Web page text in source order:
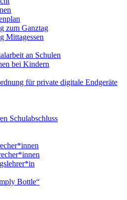
zum Ganztag
Mittagessen
an Schulen
bei Kindern
für private digitale Endgeräte
Schulabschluss
Bottle“